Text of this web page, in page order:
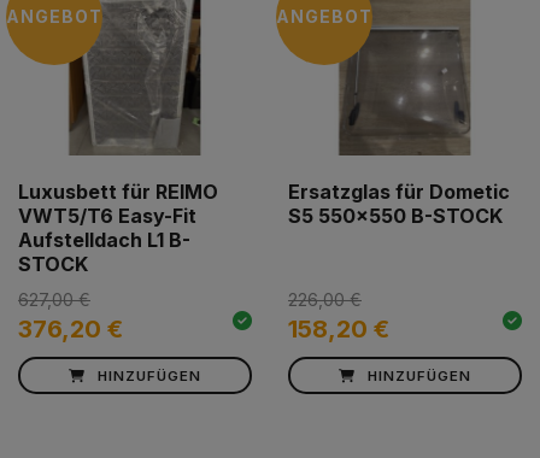
ANGEBOT
Luxusbett für REIMO
VWT5/T6 Easy-Fit
Aufstelldach L1 B-
STOCK
376,20 €
627,00 €
HINZUFÜGEN
ANGEBOT
Ersatzglas für Dometic
S5 550x550 B-STOCK
158,20 €
226,00 €
HINZUFÜGEN